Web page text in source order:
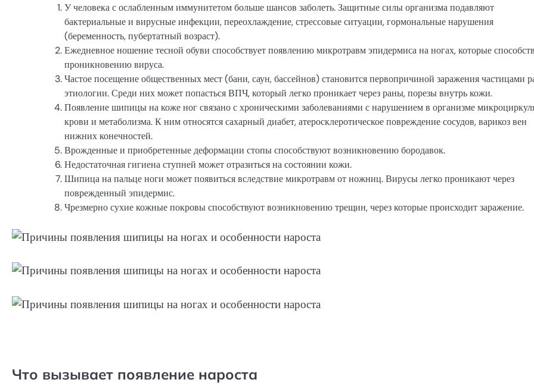
У человека с ослабленным иммунитетом больше шансов заболеть. Защитные силы организма подавляют
бактериальные и вирусные инфекции, переохлаждение, стрессовые ситуации, гормональные нарушения
(беременность, пубертатный возраст).
Ежедневное ношение тесной обуви способствует появлению микротравм эпидермиса на ногах, которые
проникновению вируса.
Частое посещение общественных мест (бани, саун, бассейнов) становится первопричиной заражения частицами
этиологии. Среди них может попасться ВПЧ, который легко проникает через раны, порезы внутрь кожи.
Появление шипицы на коже ног связано с хроническими заболеваниями с нарушением в организме
крови и метаболизма. К ним относятся сахарный диабет, атеросклеротическое повреждение сосудов, варикоз вен
нижних конечностей.
Врожденные и приобретенные деформации стопы способствуют возникновению бородавок.
Недостаточная гигиена ступней может отразиться на состоянии кожи.
Шипица на пальце ноги может появиться вследствие микротравм от ножниц. Вирусы легко проникают через
поврежденный эпидермис.
Чрезмерно сухие кожные покровы способствуют возникновению трещин, через которые происходит заражение.
Что вызывает появление нароста